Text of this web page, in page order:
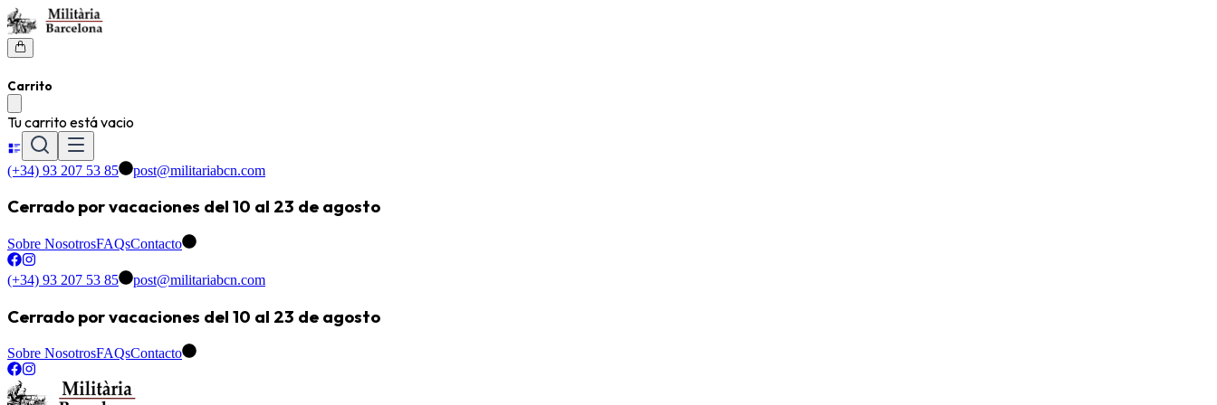
Carrito
Tu carrito está vacio
(+34) 93 207 53 85 post@militariabcn.com
Cerrado por vacaciones del 10 al 23 de agosto
Sobre NosotrosFAQsContacto
(+34) 93 207 53 85 post@militariabcn.com
Cerrado por vacaciones del 10 al 23 de agosto
Sobre NosotrosFAQsContacto